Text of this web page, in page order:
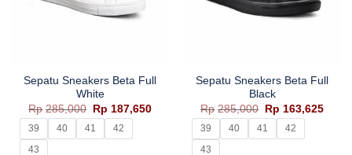
Sepatu Sneakers Beta Full
White
Rp 285,000
Harga
aslinya
adalah:
Rp285,000.
Rp 187,650Harga
Rp187,650.
39 40 41
42
43
Sepatu Sneakers Beta Full
Black
Rp 285,000
Harga
aslinya
adalah:
Rp285,000.
Rp 163,625
39 40 41
42
43